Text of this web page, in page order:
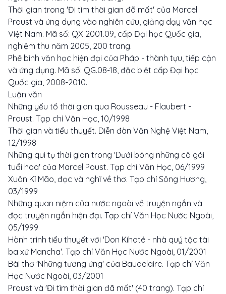
Thời gian trong 'Đi tìm thời gian đã mất' của Marcel
Proust và ứng dụng vào nghiên cứu, giảng dạy văn học
Việt Nam. Mã số: QX 2001.09, cấp Đại học Quốc gia,
nghiệm thu năm 2005, 200 trang.
Phê bình văn học hiện đại của Pháp - thành tựu, tiếp cận
và ứng dụng. Mã số: QG.08-18, đặc biệt cấp Đại học
Quốc gia, 2008-2010.
Luận văn
Những yếu tố thời gian qua Rousseau - Flaubert -
Proust. Tạp chí Văn Học, 10/1998
Thời gian và tiểu thuyết. Diễn đàn Văn Nghệ Việt Nam,
12/1998
Những qui tụ thời gian trong 'Dưới bóng những cô gái
tuổi hoa' của Marcel Poust. Tạp chí Văn Học, 06/1999
Xuân Kỉ Mão, đọc và nghĩ về thơ. Tạp chí Sông Hương,
03/1999
Những quan niệm của nước ngoài về truyện ngắn và
đọc truyện ngắn hiện đại. Tạp chí Văn Học Nước Ngoài,
05/1999
Hành trình tiểu thuyết với 'Don Kihoté - nhà quý tộc tài
ba xứ Mancha'. Tạp chí Văn Học Nước Ngoài, 01/2001
Bài thơ 'Những t­ương ứng' của Baudelaire. Tạp chí Văn
Học Nước Ngoài, 03/2001
Proust và 'Đi tìm thời gian đã mất' (40 trang). Tạp chí